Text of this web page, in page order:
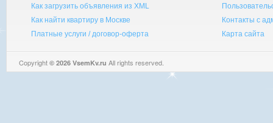
Как загрузить объявления из XML
Как найти квартиру в Москве
Платные услуги / договор-оферта
Контакты с
Карта сайта
Copyright © 2026 VsemKv.ru All rights reserved.